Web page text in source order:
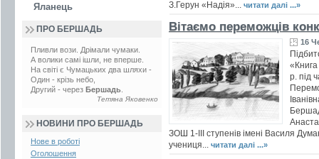
Яланець
ПРО БЕРШАДЬ
Пливли вози. Дрімали чумаки.
А волики самі ішли, не вперше.
На світі є Чумацьких два шляхи -
Один - крізь небо,
Другий - через Бершадь
Тетяна Яковенко
НОВИНИ ПРО БЕРШАДЬ
Нове в роботі
Оголошення
З.Герун «Надія»... читати далі ...»
Вітаємо переможців
16
р. під
ЗОШ 1-ІІІ ступенів імені Василя
учениця... читати далі ...»